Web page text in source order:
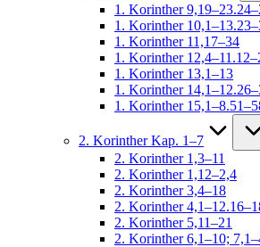
1. Korinther
1. Korinther
1. Korinther 11,17–34
1. Korinther
1. Korinther 13,1–13
1. Korinther
1. Korinther
2. Korinther Kap. 1–7
2. Korinther 1,3–11
2. Korinther 1,12–2,4
2. Korinther 3,4–18
2. Korinther
2. Korinther 5,11–21
2. Korinther 6,1–10;